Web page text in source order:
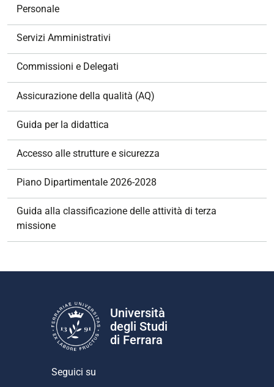
Personale
Servizi Amministrativi
Commissioni e Delegati
Assicurazione della qualità (AQ)
Guida per la didattica
Accesso alle strutture e sicurezza
Piano Dipartimentale 2026-2028
Guida alla classificazione delle attività di terza
missione
Università
degli Studi
di Ferrara
Seguici su